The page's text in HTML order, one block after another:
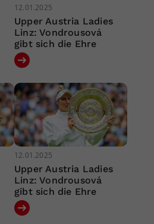
12.01.2025
Upper Austria Ladies
Linz: Vondrousová
gibt sich die Ehre
12.01.2025
Upper Austria Ladies
Linz: Vondrousová
gibt sich die Ehre